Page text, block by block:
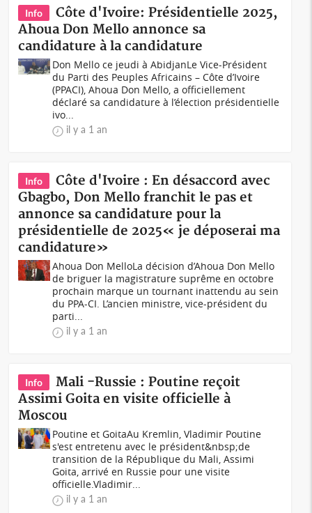
Info
Côte d'Ivoire: Présidentielle 2025,
Ahoua Don Mello annonce sa
candidature à la candidature
Don Mello ce jeudi à AbidjanLe Vice-Président
du Parti des Peuples Africains – Côte d’Ivoire
(PPACI), Ahoua Don Mello, a officiellement
déclaré sa candidature à l’élection présidentielle
ivo...
il y a 1 an
Info
Côte d'Ivoire : En désaccord avec
Gbagbo, Don Mello franchit le pas et
annonce sa candidature pour la
présidentielle de 2025« je déposerai ma
candidature»
Ahoua Don MelloLa décision d’Ahoua Don Mello
de briguer la magistrature suprême en octobre
prochain marque un tournant inattendu au sein
du PPA-CI. L’ancien ministre, vice-président du
parti...
il y a 1 an
Info
Mali -Russie : Poutine reçoit
Assimi Goita en visite officielle à
Moscou
Poutine et GoitaAu Kremlin, Vladimir Poutine
s'est entretenu avec le président&nbsp;de
transition de la République du Mali, Assimi
Goita, arrivé en Russie pour une visite
officielle.Vladimir...
il y a 1 an